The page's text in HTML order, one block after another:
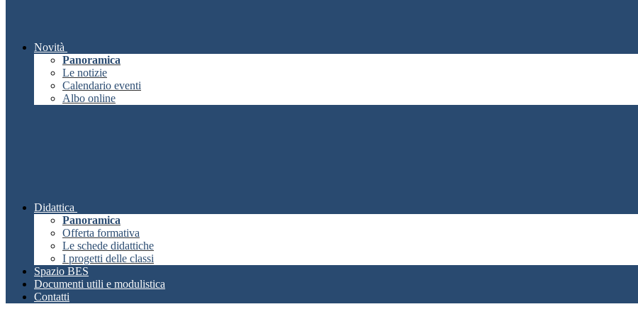
Novità
Panoramica
Le notizie
Calendario eventi
Albo online
Didattica
Panoramica
Offerta formativa
Le schede didattiche
I progetti delle classi
Spazio BES
Documenti utili e modulistica
Contatti